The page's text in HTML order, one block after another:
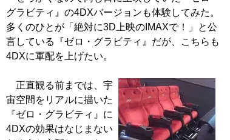
グラビティ』の4DXバージョンも体験してみた。
多くのひとが「絶対に3D上映のIMAXで！」と公
言している『ゼロ・グラビティ』だが、こちらも
4DXに軍配を上げたい。
正直観る前までは、宇
宙空間をリアルに描いた
『ゼロ・グラビティ』に
4DXの効果はなじまない